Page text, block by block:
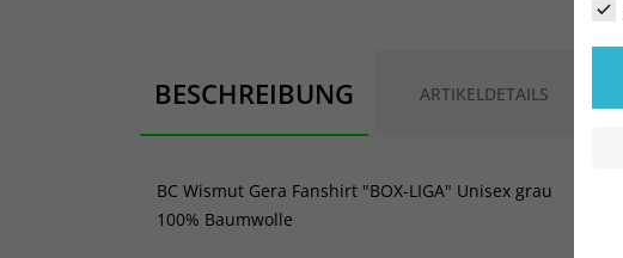
BESCHREIBUNG ARTIKELDETAILS
BC Wismut Gera Fanshirt "BOX-LIGA" Unisex grau
100% Baumwolle